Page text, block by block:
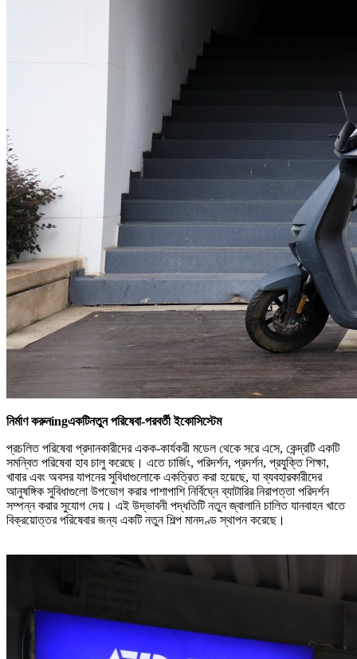
নির্মাণ করুনingএকটিনতুন পরিষেবা-পরবর্তী ইকোসিস্টেম
প্রচলিত পরিষেবা প্রদানকারীদের একক-কার্যকরী মডেল থেকে সরে এসে, কেন্দ্রটি একটি
সমন্বিত পরিষেবা হাব চালু করেছে। এতে চার্জিং, পরিদর্শন, প্রদর্শন, প্রযুক্তি শিক্ষা,
খাবার এবং অবসর যাপনের সুবিধাগুলোকে একত্রিত করা হয়েছে, যা ব্যবহারকারীদের
আনুষঙ্গিক সুবিধাগুলো উপভোগ করার পাশাপাশি নির্বিঘ্নে ব্যাটারির নিরাপত্তা পরিদর্শন
সম্পন্ন করার সুযোগ দেয়। এই উদ্ভাবনী পদ্ধতিটি নতুন জ্বালানি চালিত যানবাহন খাতে
বিক্রয়োত্তর পরিষেবার জন্য একটি নতুন শিল্প মানদণ্ড স্থাপন করেছে।